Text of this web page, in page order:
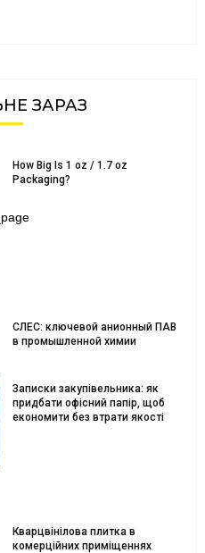
ЗАРАЗ
How Big Is 1 oz / 1.7 oz
Packaging?
СЛЕС: ключевой анионный ПАВ
в промышленной химии
Записки закупівельника: як
придбати офісний папір, щоб
економити без втрати якості
Кварцвінілова плитка в
комерційних приміщеннях